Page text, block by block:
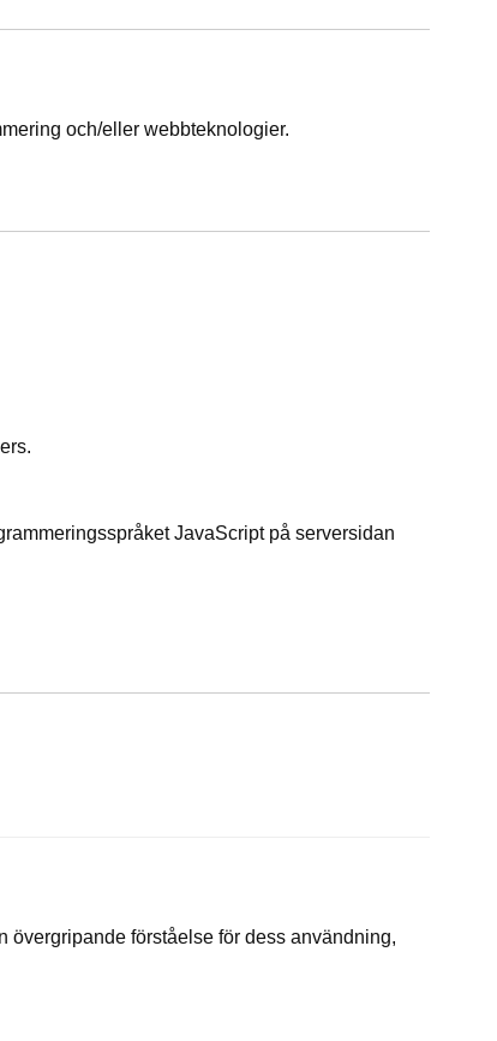
och/eller webbteknologier.
JavaScript på serversidan
övergripande förståelse för dess användning,